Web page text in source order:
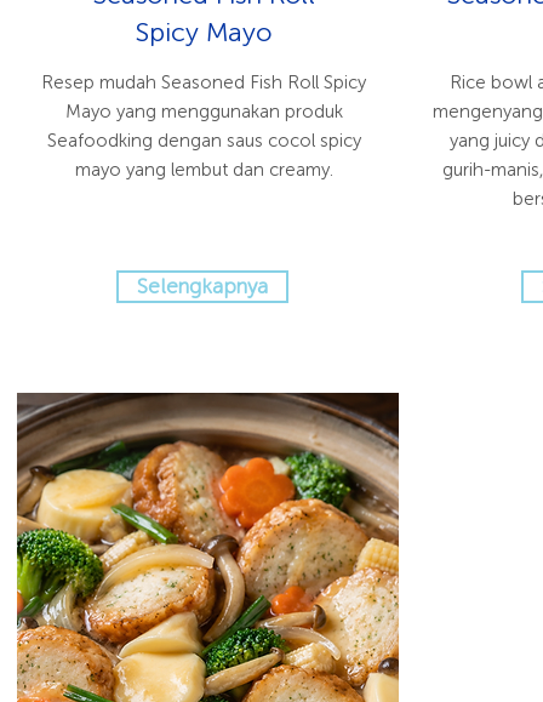
Spicy Mayo
Resep mudah Seasoned Fish Roll Spicy
Mayo yang menggunakan produk
Seafoodking dengan saus cocol spicy
mayo yang lembut dan creamy.
Selengkapnya
Rice bowl
yang juicy
gurih-